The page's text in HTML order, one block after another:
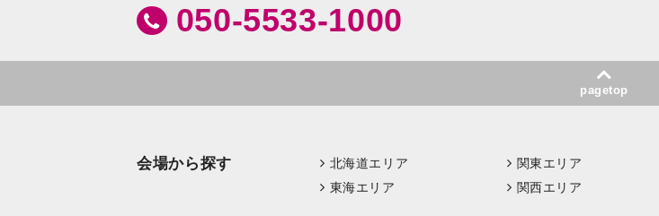
050-5533-1000
pagetop
会場から探す 北海道エリア 関東エリア
東海エリア
関西エリア